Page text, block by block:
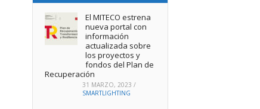
El MITECO estrena
nueva portal con
información
actualizada sobre
los proyectos y
fondos del Plan de
Recuperación
31 MARZO, 2023 /
SMARTLIGHTING